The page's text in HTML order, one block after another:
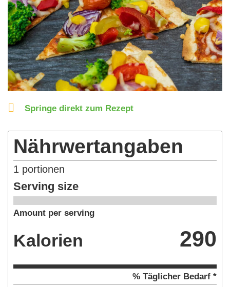
Springe direkt zum Rezept
Nährwertangaben
1 portionen
Serving size
Amount per serving
Kalorien 290
% Täglicher Bedarf *